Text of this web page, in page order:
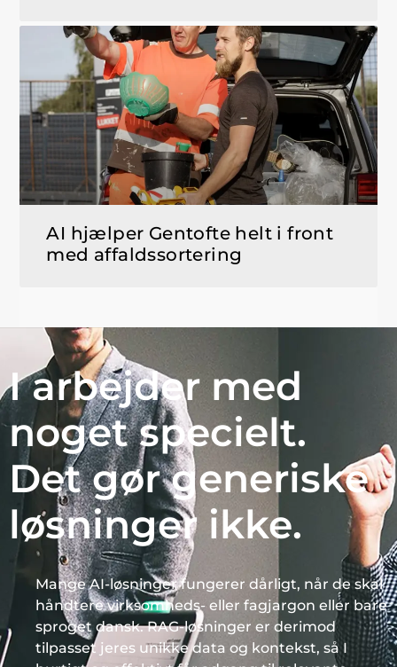
AI hjælper Gentofte helt i front
med affaldssortering
I arbejder med
noget specielt.
Det gør generiske
løsninger ikke.
Mange AI-løsninger fungerer dårligt, når de skal
håndtere virksomheds- eller fagjargon eller bare
sproget dansk. RAG-løsninger er derimod
tilpasset jeres unikke data og kontekst, så I